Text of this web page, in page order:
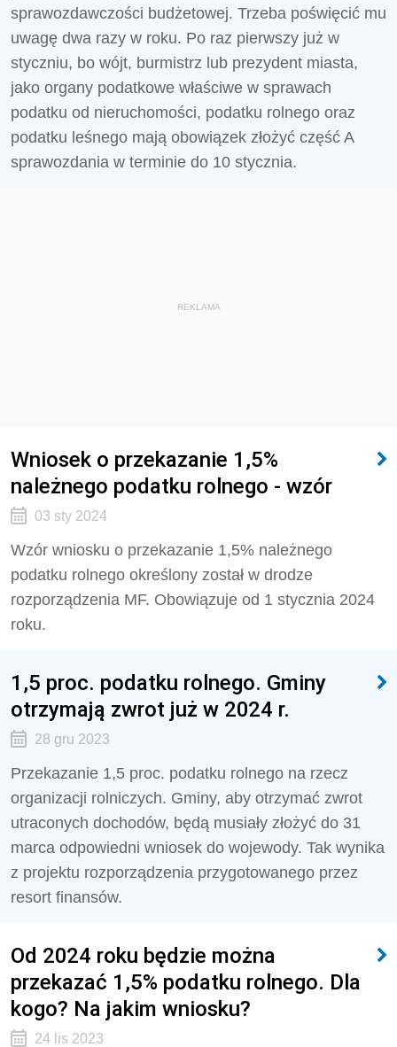
sprawozdawczości budżetowej. Trzeba poświęcić mu
uwagę dwa razy w roku. Po raz pierwszy już w
styczniu, bo wójt, burmistrz lub prezydent miasta,
jako organy podatkowe właściwe w sprawach
podatku od nieruchomości, podatku rolnego oraz
podatku leśnego mają obowiązek złożyć część A
sprawozdania w terminie do 10 stycznia.
REKLAMA
Wniosek o przekazanie 1,5%
należnego podatku rolnego - wzór
03 sty 2024
Wzór wniosku o przekazanie 1,5% należnego
podatku rolnego określony został w drodze
rozporządzenia MF. Obowiązuje od 1 stycznia 2024
roku.
1,5 proc. podatku rolnego. Gminy
otrzymają zwrot już w 2024 r.
28 gru 2023
Przekazanie 1,5 proc. podatku rolnego na rzecz
organizacji rolniczych. Gminy, aby otrzymać zwrot
utraconych dochodów, będą musiały złożyć do 31
marca odpowiedni wniosek do wojewody. Tak wynika
z projektu rozporządzenia przygotowanego przez
resort finansów.
Od 2024 roku będzie można
przekazać 1,5% podatku rolnego. Dla
kogo? Na jakim wniosku?
24 lis 2023